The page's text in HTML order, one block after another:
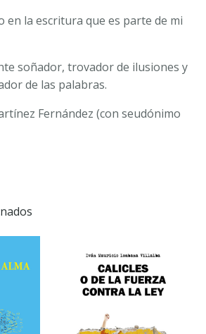
en la escritura que es parte de mi
soñador, trovador de ilusiones y
de las palabras.
Fernández (con seudónimo